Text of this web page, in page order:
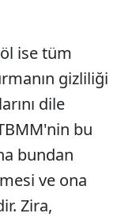
ise tüm
gizliliği
dile
bu
bundan
ve ona
Zira,